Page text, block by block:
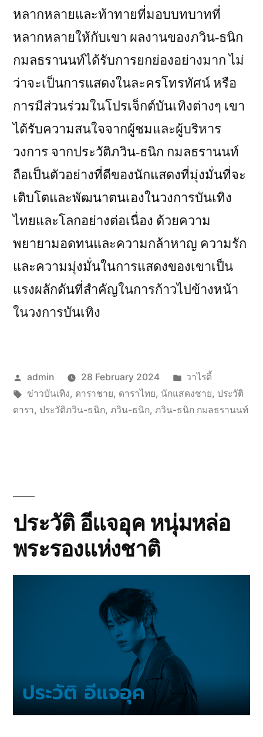
หลากหลายและท้าทายที่มอบบทบาทที่
หลากหลายให้กับเขา ผลงานของภวิน-ธนิก
กมลธรานนท์ได้รับการยกย่องอย่างมาก ไม่
ว่าจะเป็นการแสดงในละครโทรทัศน์ หรือ
การมีส่วนร่วมในโปรเจ็กต์บันเทิงต่างๆ เขา
ได้รับความสนใจจากผู้ชมและผู้บริหาร
วงการ จากประวัติภวิน-ธนิก กมลธรานนท์
ถือเป็นตัวอย่างที่ดีของนักแสดงที่มุ่งมั่นที่จะ
เติบโตและพัฒนาตนเองในวงการบันเทิง
ไทยและโลกอย่างต่อเนื่อง ด้วยความ
พยายามอดทนและความกล้าหาญ ความรัก
และความมุ่งมั่นในการแสดงของเขาเป็น
แรงผลักดันที่สำคัญในการก้าวไปข้างหน้า
ในวงการบันเทิง
Posted
by
admin 28 February 2024
Posted
in
วาไรตี้
Tags:
ข่าวบันเทิง, ดาราชาย, ดาราไทย, นักแสดงชาย, ประวัติ
ดารา, ประวัติภวิน-ธนิก, ภวิน-ธนิก, ภวิน-ธนิก กมลธรานนท์
ประวัติ อีแจอุค หนุ่มหล่อ
พระรองแห่งชาติ